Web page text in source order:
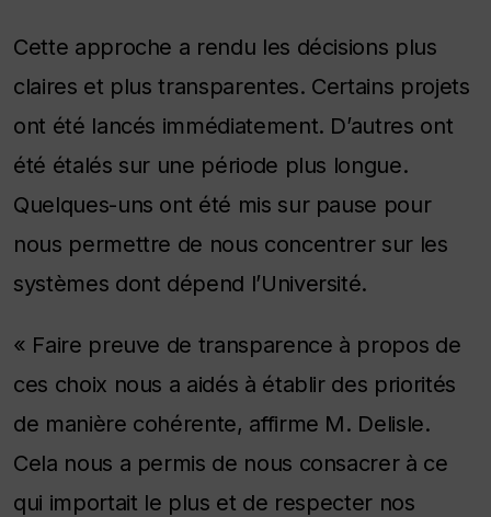
Cette approche a rendu les décisions plus
claires et plus transparentes. Certains projets
ont été lancés immédiatement. D’autres ont
été étalés sur une période plus longue.
Quelques-uns ont été mis sur pause pour
nous permettre de nous concentrer sur les
systèmes dont dépend l’Université.
« Faire preuve de transparence à propos de
ces choix nous a aidés à établir des priorités
de manière cohérente, affirme M. Delisle.
Cela nous a permis de nous consacrer à ce
qui importait le plus et de respecter nos